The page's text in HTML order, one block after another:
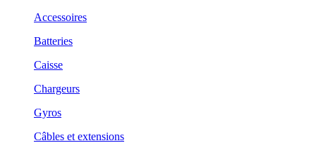
Accessoires
Batteries
Caisse
Chargeurs
Gyros
Câbles et extensions